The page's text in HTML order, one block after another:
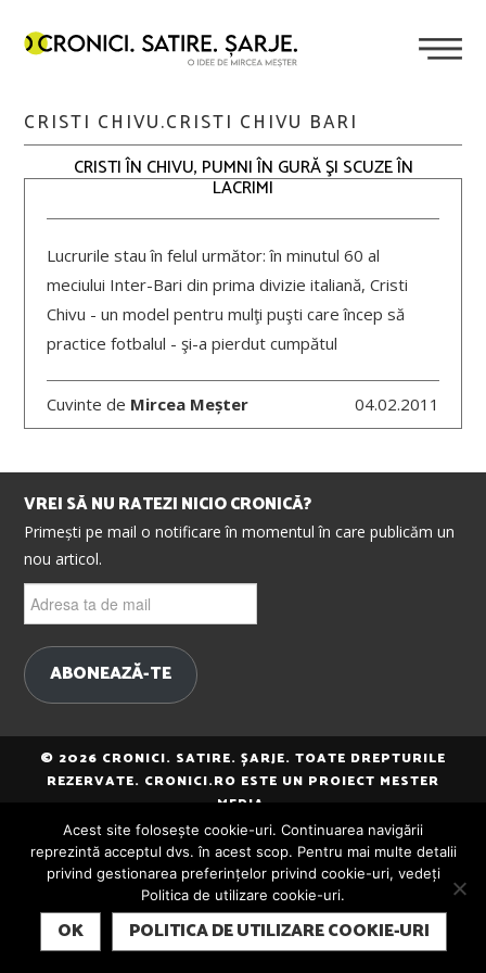
CRISTI CHIVU.CRISTI CHIVU BARI
CRISTI ÎN CHIVU, PUMNI ÎN GURĂ ŞI SCUZE ÎN
LACRIMI
Lucrurile stau în felul următor: în minutul 60 al
meciului Inter-Bari din prima divizie italiană, Cristi
Chivu - un model pentru mulţi puşti care încep să
practice fotbalul - şi-a pierdut cumpătul
Cuvinte de Mircea Meșter 04.02.2011
VREI SĂ NU RATEZI NICIO CRONICĂ?
Primești pe mail o notificare în momentul în care publicăm un
nou articol.
ta
mail
ABONEAZĂ-TE
© 2026 CRONICI. SATIRE. ȘARJE. TOATE DREPTURILE
REZERVATE. CRONICI.RO ESTE UN PROIECT MESTER
MEDIA.
SUBSCRIBE
Acest site folosește cookie-uri. Continuarea navigării
reprezintă acceptul dvs. în acest scop. Pentru mai multe detalii
privind gestionarea preferințelor privind cookie-uri, vedeți
Politica de utilizare cookie-uri.
OK POLITICA DE UTILIZARE COOKIE-URI